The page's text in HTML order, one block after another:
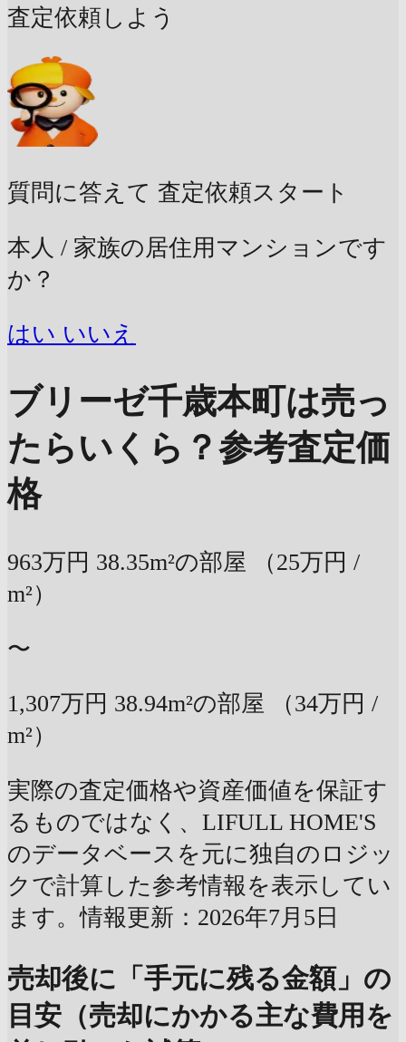
査定依頼しよう
質問に答えて 査定依頼スタート
本人 / 家族の居住用マンションです
か？
はい いいえ
ブリーゼ千歳本町は売っ
たらいくら？参考査定価
格
963万円 38.35m²の部屋
（25万円 /
m²）
〜
1,307万円 38.94m²の部屋
（34万円 /
m²）
実際の査定価格や資産価値を保証す
るものではなく、LIFULL HOME'S
のデータベースを元に独自のロジッ
クで計算した参考情報を表示してい
ます。情報更新：2026年7月5日
売却後に「手元に残る金額」の
目安（売却にかかる主な費用を